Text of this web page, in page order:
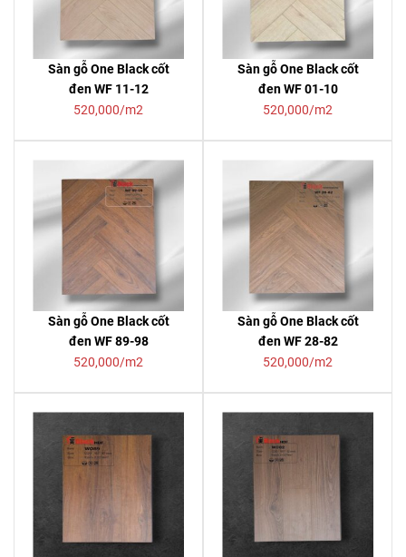
Sàn gỗ One Black cốt
đen WF 11-12
520,000/m2
Sàn gỗ One Black cốt
đen WF 01-10
520,000/m2
Sàn gỗ One Black cốt
đen WF 89-98
520,000/m2
Sàn gỗ One Black cốt
đen WF 28-82
520,000/m2